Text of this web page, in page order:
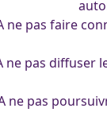
ne pas faire
ne pas diffuser
ne pas